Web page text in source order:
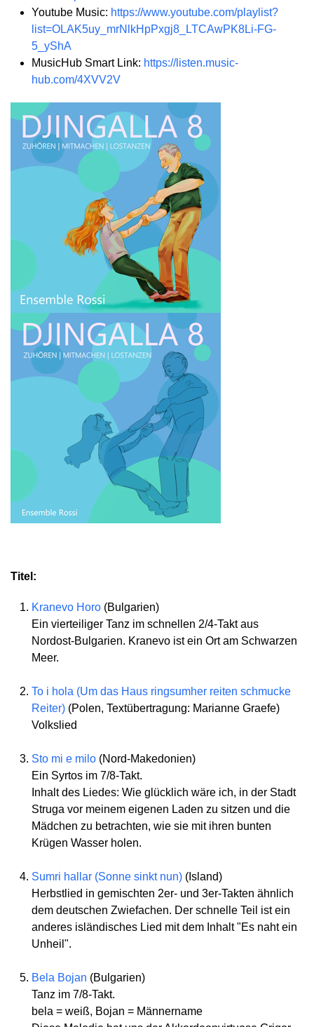
Youtube Music: https://www.youtube.com/playlist?
list=OLAK5uy_mrNlkHpPxgj8_LTCAwPK8Li-FG-
5_yShA
MusicHub Smart Link: https://listen.music-
hub.com/4XVV2V
Titel:
Kranevo Horo (Bulgarien)
Ein vierteiliger Tanz im schnellen 2/4-Takt aus
Nordost-Bulgarien. Kranevo ist ein Ort am Schwarzen
Meer.
To i hola (Um das Haus ringsumher reiten schmucke
Reiter) (Polen, Textübertragung: Marianne Graefe)
Volkslied
Sto mi e milo (Nord-Makedonien)
Ein Syrtos im 7/8-Takt.
Inhalt des Liedes: Wie glücklich wäre ich, in der Stadt
Struga vor meinem eigenen Laden zu sitzen und die
Mädchen zu betrachten, wie sie mit ihren bunten
Krügen Wasser holen.
Sumri hallar (Sonne sinkt nun) (Island)
Herbstlied in gemischten 2er- und 3er-Takten ähnlich
dem deutschen Zwiefachen. Der schnelle Teil ist ein
anderes isländisches Lied mit dem Inhalt "Es naht ein
Unheil".
Bela Bojan (Bulgarien)
Tanz im 7/8-Takt.
bela = weiß, Bojan = Männername